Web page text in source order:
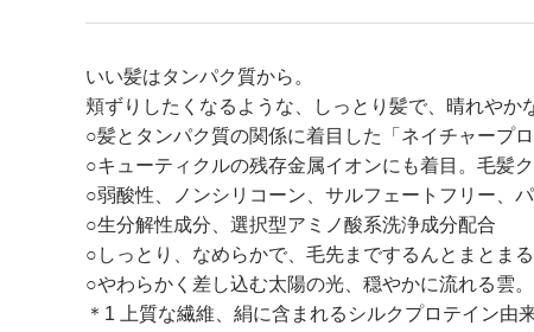
いい髪はタンパク質から。
頬ずりしたくなるような、しっとり髪で、晴れやか
○髪とタンパク質の関係に着目した「ネイチャープ
○キューティクルの残存金属イオンにも着目。毛髪
○弱酸性、ノンシリコーン、サルフェートフリー、
○生分解性成分、選択型アミノ酸系洗浄成分配合
○しっとり、なめらかで、毛先までするんとまとまる
○やわらかく差し込む太陽の光、穏やかに流れる雲
＊1 上質な繊維、絹に含まれるシルクプロテイン